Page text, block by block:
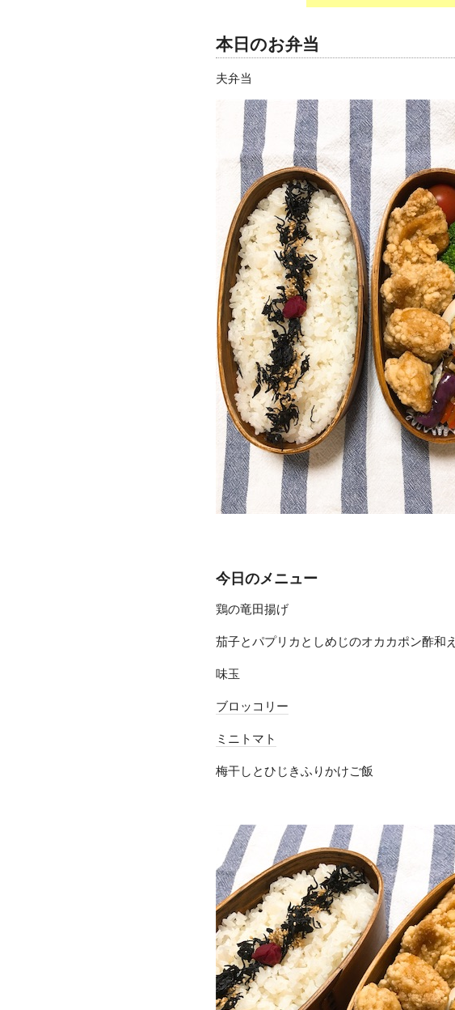
本日のお弁当
夫弁当
今日のメニュー
鶏の竜田揚げ
茄子とパプリカとしめじのオカカポン酢和え
味玉
ブロッコリー
ミニトマト
梅干しとひじきふりかけご飯